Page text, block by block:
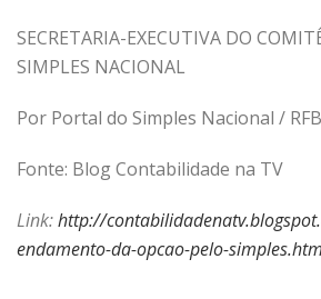
SECRETARIA-EXECUTIVA DO
SIMPLES NACIONAL
Por Portal do Simples Nacional / RFB
Fonte: Blog Contabilidade na TV
Link:http://
endamento-da-opcao-pelo-